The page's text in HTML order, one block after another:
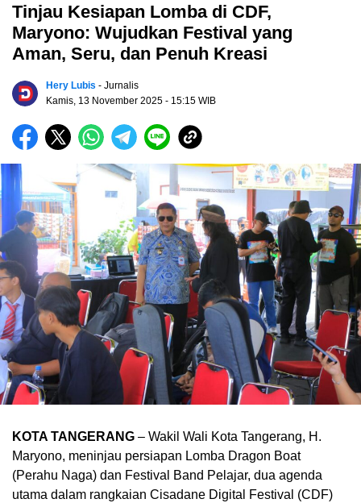
Tinjau Kesiapan Lomba di CDF,
Maryono: Wujudkan Festival yang
Aman, Seru, dan Penuh Kreasi
Hery Lubis - Jurnalis
Kamis, 13 November 2025 - 15:15 WIB
KOTA TANGERANG – Wakil Wali Kota Tangerang, H.
Maryono, meninjau persiapan Lomba Dragon Boat
(Perahu Naga) dan Festival Band Pelajar, dua agenda
utama dalam rangkaian Cisadane Digital Festival (CDF)